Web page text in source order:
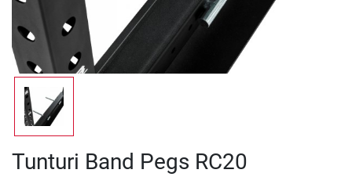
Tunturi Band Pegs RC20